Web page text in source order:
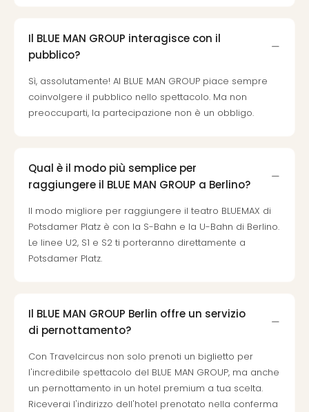
Il BLUE MAN GROUP interagisce con il
pubblico?
Sì, assolutamente! Al BLUE MAN GROUP piace sempre
coinvolgere il pubblico nello spettacolo. Ma non
preoccuparti, la partecipazione non è un obbligo.
Qual è il modo più semplice per
raggiungere il BLUE MAN GROUP a Berlino?
Il modo migliore per raggiungere il teatro BLUEMAX di
Potsdamer Platz è con la S-Bahn e la U-Bahn di Berlino.
Le linee U2, S1 e S2 ti porteranno direttamente a
Potsdamer Platz.
Il BLUE MAN GROUP Berlin offre un servizio
di pernottamento?
Con Travelcircus non solo prenoti un biglietto per
l'incredibile spettacolo del BLUE MAN GROUP, ma anche
un pernottamento in un hotel premium a tua scelta.
Riceverai l'indirizzo dell'hotel prenotato nella conferma